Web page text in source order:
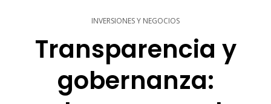
INVERSIONES Y NEGOCIOS
Transparencia y
gobernanza: